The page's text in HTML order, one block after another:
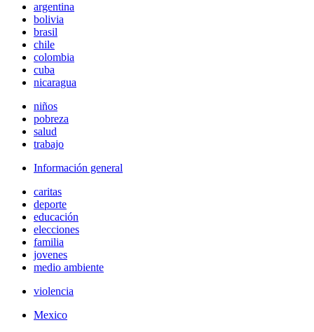
argentina
bolivia
brasil
chile
colombia
cuba
nicaragua
niños
pobreza
salud
trabajo
Información general
caritas
deporte
educación
elecciones
familia
jovenes
medio ambiente
violencia
Mexico